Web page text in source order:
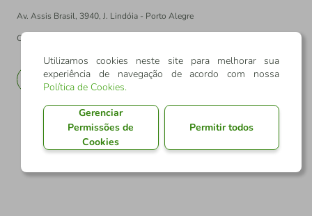
Av. Assis Brasil, 3940, J. Lindóia - Porto Alegre
CEP: 91010-003
EN
Utilizamos cookies neste site para melhorar sua
experiência de navegação de acordo com nossa
Política de Cookies.
Gerenciar
Permissões de
Cookies
Permitir todos